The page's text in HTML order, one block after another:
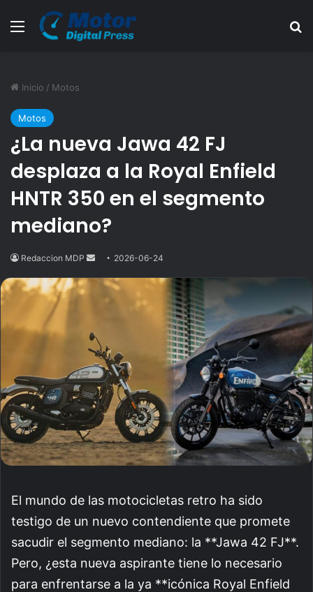
Menú
Inicio / Motos
Motos
¿La nueva Jawa 42 FJ
desplaza a la Royal Enfield
HNTR 350 en el segmento
mediano?
Redaccion MDP
Send
email
2026-06-24
El mundo de las motocicletas retro ha sido
testigo de un nuevo contendiente que promete
sacudir el segmento mediano: la **Jawa 42 FJ**.
Pero, ¿esta nueva aspirante tiene lo necesario
para enfrentarse a la ya **icónica Royal Enfield